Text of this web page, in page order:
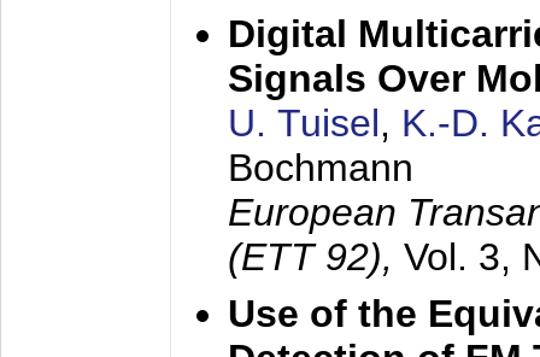
Digital
Signals Over
U. Tuisel, K.-D.
Bochmann
European
(ETT 92), Vol. 3,
Use of the